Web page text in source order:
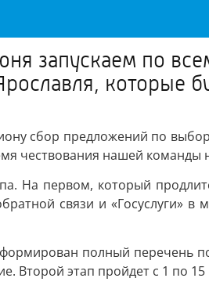
запускаем по
которые
сбор предложений по
чествования нашей команды
На первом, который
связи и «Госуслуги»
полный перечень
Второй этап пройдет с 1 по